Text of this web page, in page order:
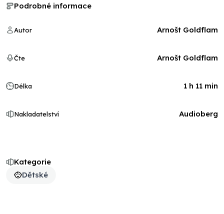
Kategorie
Dětské
Podrobné informace
Autor Arnošt Goldflam
Čte Arnošt Goldflam
Délka 1 h 11 min
Nakladatelství Audioberg